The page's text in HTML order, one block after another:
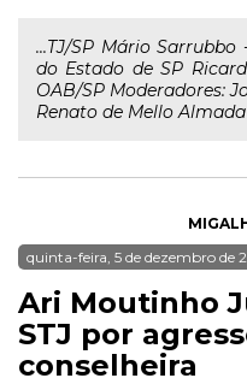
...TJ/SP Mário
do Estado de SP
OAB/SP Moderadores:
Renato de Mello
quinta-feira, 5 de dezembro de
Ari Moutinho
STJ por
conselheira